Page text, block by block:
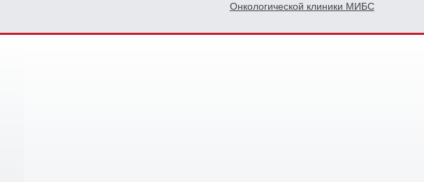
Онкологической клиники МИБС